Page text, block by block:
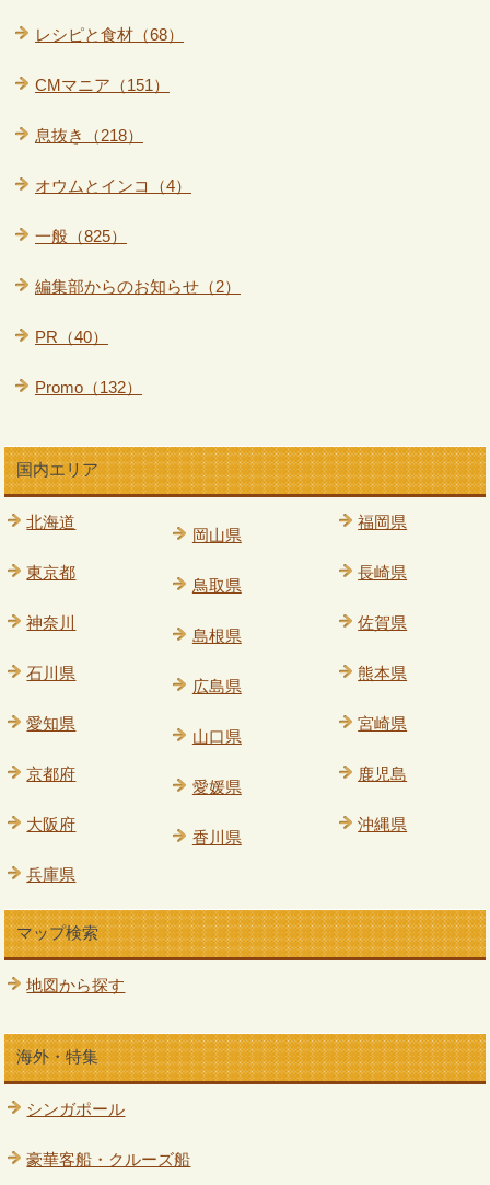
レシピと食材（68）
CMマニア（151）
息抜き（218）
オウムとインコ（4）
一般（825）
編集部からのお知らせ（2）
PR（40）
Promo（132）
国内エリア
北海道
東京都
神奈川
石川県
愛知県
京都府
大阪府
兵庫県
岡山県
鳥取県
島根県
広島県
山口県
愛媛県
香川県
福岡県
長崎県
佐賀県
熊本県
宮崎県
鹿児島
沖縄県
マップ検索
地図から探す
海外・特集
シンガポール
豪華客船・クルーズ船